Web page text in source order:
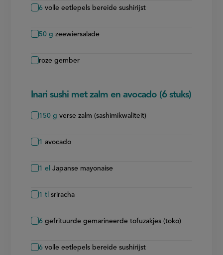
6 volle eetlepels bereide sushirijst
50 g zeewiersalade
roze gember
Inari sushi met zalm en avocado (6 stuks)
150 g verse zalm (sashimikwaliteit)
1 avocado
1 el Japanse mayonaise
1 tl sriracha
6 gefrituurde gemarineerde tofuzakjes (toko)
6 volle eetlepels bereide sushirijst